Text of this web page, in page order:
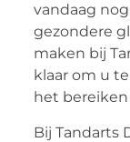
vandaag
gezondere
maken bij
klaar om u
het
Bij Tandarts